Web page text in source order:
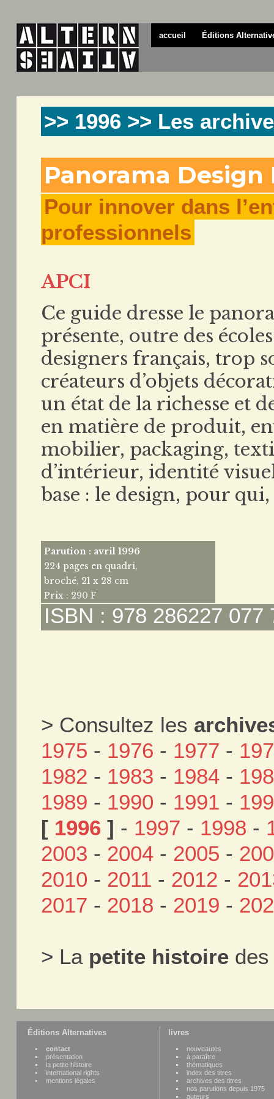
accueil Éditions
>> 1996 >> Les
Panorama Design
Pour innover dans
professionnels
APCI
Ce guide dresse le
présente, outre des
designers français, trop
créateurs d’objets
un état de la richesse et
en matière de produit,
mobilier, packaging,
d’intérieur, identité
base : le design, pour
Parution : avril 1996
224 pages en quadri,
broché, 21 x 28 cm
Prix : 290 F
ISBN : 978 286227 077
> Consultez les
1975 - 1976 - 1977 -
1982 - 1983 - 1984 -
1989 - 1990 - 1991 -
[ 1996 ] - 1997 - 1998 -
2003 - 2004 - 2005 -
2010 - 2011 - 2012 -
2017 - 2018 - 2019 -
> La petite histoire
Éditions Alternatives
contact
présentation
la petite histoire
international rights
mentions légales
livres
nouveautes
à paraître
thématiques
index des titres
archives des titres
nos parutions depuis 1975
auteurs